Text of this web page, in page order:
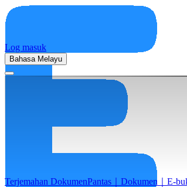
Log masuk
Bahasa Melayu
Terjemahan DokumenPantas｜Dokumen｜E-